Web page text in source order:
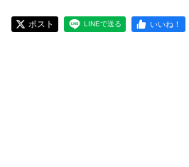
ポスト LINEで送る いいね！